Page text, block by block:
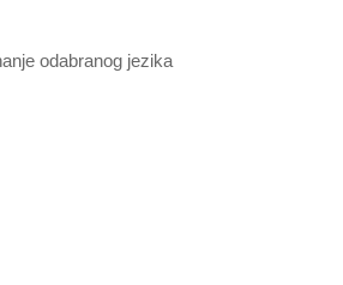
odabranog jezika